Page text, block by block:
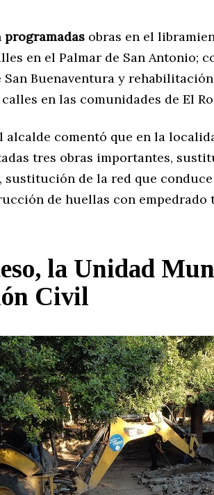
programadas obras en el
en el Palmar de San Antonio;
Buenaventura y
en las comunidades de El
alcalde comentó que en la
tres obras importantes,
de la red que
de huellas con empedrado
la Unidad
Civil